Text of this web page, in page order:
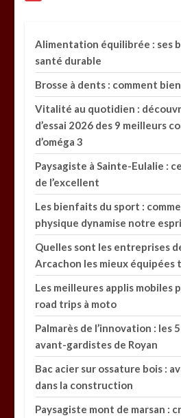
Alimentation équilibrée : ses
santé durable
Brosse à dents : comment
Vitalité au quotidien :
d’essai 2026 des 9 meilleurs
d’oméga 3
Paysagiste à Sainte-Eulalie :
de l’excellent
Les bienfaits du sport :
physique dynamise notre
Quelles sont les entreprises
Arcachon les mieux équipées
Les meilleures applis mobiles
road trips à moto
Palmarès de l’innovation : les
avant-gardistes de Royan
Bac acier sur ossature bois :
dans la construction
Paysagiste mont de marsan :